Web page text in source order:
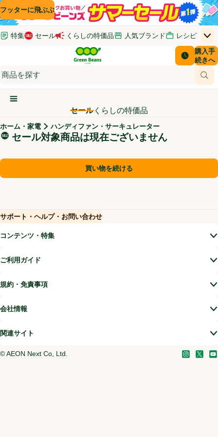
コンテンツに飛ぶ
検索に飛ぶ
フッターに飛ぶ
特集 セール くらしの特価品 人気ブランド レシピ
はじめてのお買い物ガイド
(新しいウィンドウで開く) (新しいウィンドウで開く)
サポート・ヘルプ・お問い合わせ
(新しいウィンドウで開く)
上
Green Beans
商
配送日時
購入手
続きへ
お客さ
￥0
メインメニュ―ボタン
セールくらしの特価品
セール対象商品
ホーム・家電 ハンディファン・サーキュレーター
セール対象商品は現在ございません
買い物を続ける
サポート・ヘルプ・お問い合わせ
(新しいウィンドウで開く)
コンテンツ・特集
ご利用ガイド
規約・免責事項
会社情報
関連サイト
©AEON Next Co, Ltd. Instagram
(新しい
X (